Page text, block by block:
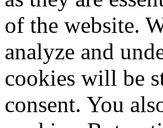
of the website.
analyze and
cookies will be
consent. You